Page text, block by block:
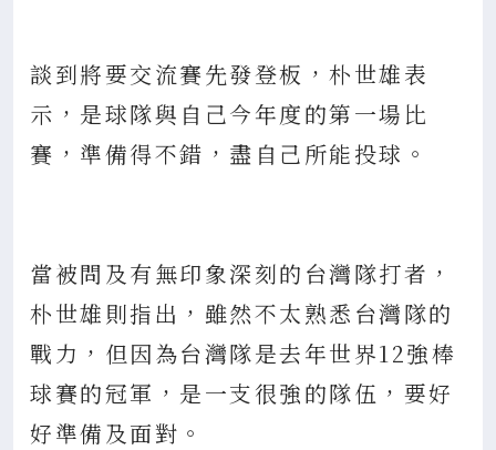
談到將要交流賽先發登板，朴世雄表
示，是球隊與自己今年度的第一場比
賽，準備得不錯，盡自己所能投球。
當被問及有無印象深刻的台灣隊打者，
朴世雄則指出，雖然不太熟悉台灣隊的
戰力，但因為台灣隊是去年世界12強棒
球賽的冠軍，是一支很強的隊伍，要好
好準備及面對。